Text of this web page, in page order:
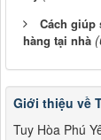
Cách giúp
hàng tại nhà
Giới thiệu về
Tuy Hòa Phú